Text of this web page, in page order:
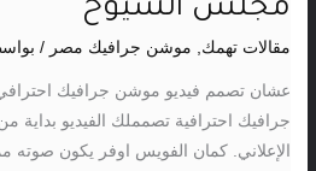
مجلس الشيوخ
مقالات تهمك, موشن جرافيك مصر /
عشان تصمم فيديو موشن جرافيك
جرافيك احترافية تصمملك الفيديو بداية
الإعلاني. كمان الفويس اوفر يكون صوته